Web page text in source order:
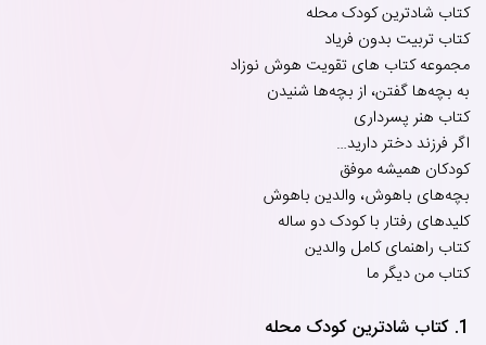
کتاب شادترین کودک محله
کتاب تربیت بدون فریاد
مجموعه کتاب های تقویت هوش نوزاد
به بچه‌ها گفتن، از بچه‌ها شنیدن
کتاب هنر پسرداری
اگر فرزند دختر دارید…
کودکان همیشه موفق
بچه‌های باهوش، والدین باهوش
کلیدهای رفتار با کودک دو ساله
کتاب راهنمای کامل والدین
کتاب من دیگر ما
1. کتاب شادترین کودک محله